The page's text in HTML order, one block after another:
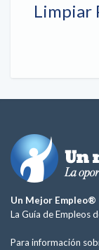
Limpiar
Un Mejor Empleo®
La Guía de Empleos
Para información